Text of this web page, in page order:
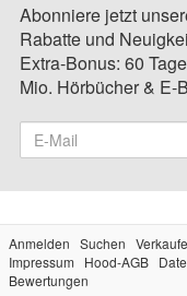
Abonniere jetzt
Rabatte und
Extra-Bonus: 60
Mio. Hörbücher & E-
Anmelden Suchen
Impressum
Hood-AGB
Bewertungen